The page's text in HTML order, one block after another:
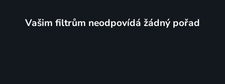
Vašim filtrům neodpovídá žádný pořad